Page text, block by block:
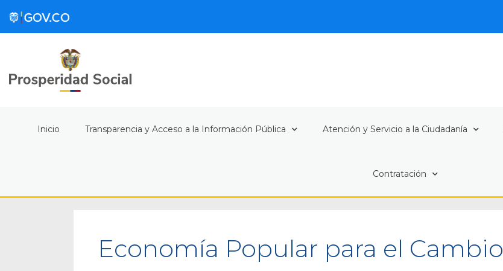
Inicio Transparencia y Acceso a la Información Pública Atención y Servicio a la Ciudadanía
Contratación
Economía Popular para el Cambio